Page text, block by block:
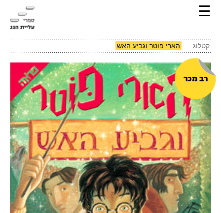
☰
קטלוג הארי פוטר וגביע האש